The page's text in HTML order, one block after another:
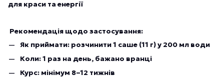
для краси та енергії
Рекомендація щодо застосування:
Як приймати: розчинити 1 саше (11 г) у 200 мл води
Коли: 1 раз на день, бажано вранці
Курс: мінімум 8–12 тижнів